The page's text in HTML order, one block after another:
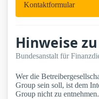
Kontaktformular
Hinweise
Bundesanstalt für
Wer die
Group sein soll, ist dem
Group nicht zu entnehmen.